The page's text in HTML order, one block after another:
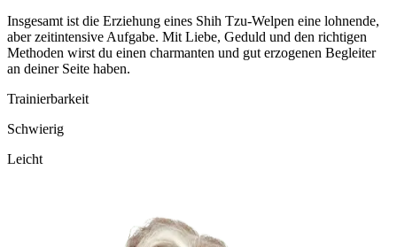
Insgesamt ist die Erziehung eines Shih Tzu-Welpen eine lohnende,
aber zeitintensive Aufgabe. Mit Liebe, Geduld und den richtigen
Methoden wirst du einen charmanten und gut erzogenen Begleiter
an deiner Seite haben.
Trainierbarkeit
Schwierig
Leicht